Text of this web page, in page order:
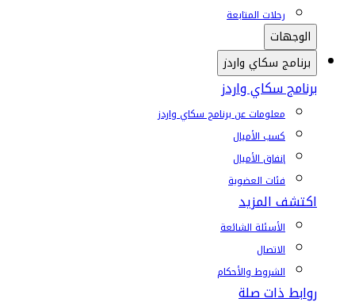
رحلات المتابعة
الوجهات
برنامج سكاي واردز
برنامج سكاي واردز
معلومات عن برنامج سكاي واردز
كسب الأميال
إنفاق الأميال
فئات العضوية
اكتشف المزيد
الأسئلة الشائعة
الاتصال
الشروط والأحكام
روابط ذات صلة